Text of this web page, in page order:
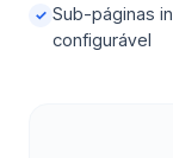
✓ Sub-páginas
configurável